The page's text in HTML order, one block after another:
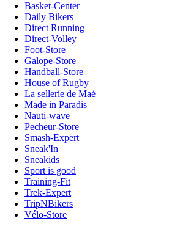
Basket-Center
Daily Bikers
Direct Running
Direct-Volley
Foot-Store
Galope-Store
Handball-Store
House of Rugby
La sellerie de Maé
Made in Paradis
Nauti-wave
Pecheur-Store
Smash-Expert
Sneak'In
Sneakids
Sport is good
Training-Fit
Trek-Expert
TripNBikers
Vélo-Store